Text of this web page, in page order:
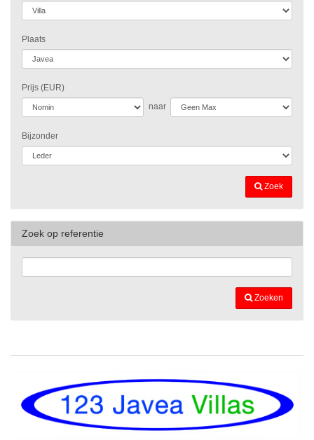
Plaats
Prijs (EUR)
naar
Bijzonder
Zoek
Zoek op referentie
Zoeken